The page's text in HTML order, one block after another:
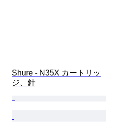
Shure - N35X カートリッ
ジ、針